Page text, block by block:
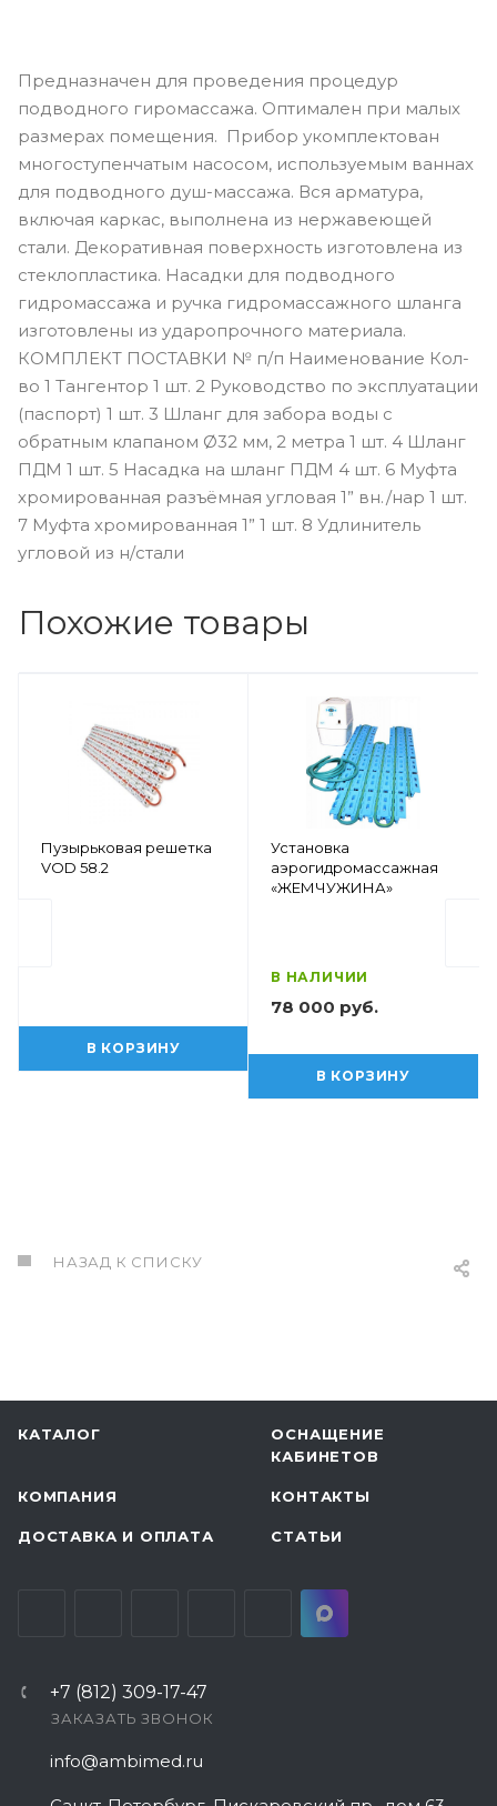
Предназначен для проведения процедур
подводного гиромассажа. Оптимален при малых
размерах помещения. Прибор укомплектован
многоступенчатым насосом, используемым ваннах
для подводного душ-массажа. Вся арматура,
включая каркас, выполнена из нержавеющей
стали. Декоративная поверхность изготовлена из
стеклопластика. Насадки для подводного
гидромассажа и ручка гидромассажного шланга
изготовлены из ударопрочного материала.
КОМПЛЕКТ ПОСТАВКИ № п/п Наименование Кол-
во 1 Тангентор 1 шт. 2 Руководство по эксплуатации
(паспорт) 1 шт. 3 Шланг для забора воды с
обратным клапаном Ø32 мм, 2 метра 1 шт. 4 Шланг
ПДМ 1 шт. 5 Насадка на шланг ПДМ 4 шт. 6 Муфта
хромированная разъёмная угловая 1” вн./нар 1 шт.
7 Муфта хромированная 1” 1 шт. 8 Удлинитель
угловой из н/стали
Похожие товары
Пузырьковая решетка
VOD 58.2
В КОРЗИНУ
Установка
аэрогидромассажная
«ЖЕМЧУЖИНА»
В НАЛИЧИИ
78 000 руб.
В КОРЗИНУ
НАЗАД К СПИСКУ
КАТАЛОГ
ОСНАЩЕНИЕ
КАБИНЕТОВ
КОМПАНИЯ КОНТАКТЫ
ДОСТАВКА И ОПЛАТА СТАТЬИ
+7 (812) 309-17-47
ЗАКАЗАТЬ ЗВОНОК
info@ambimed.ru